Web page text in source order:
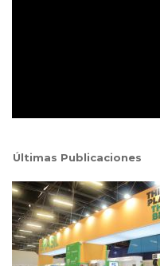
Últimas Publicaciones